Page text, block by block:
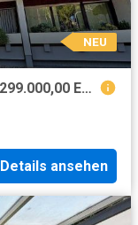
NEU
Wohnung zum Kaufen in Mannheim 299.000,00 EUR 63.3 m²
Details ansehen